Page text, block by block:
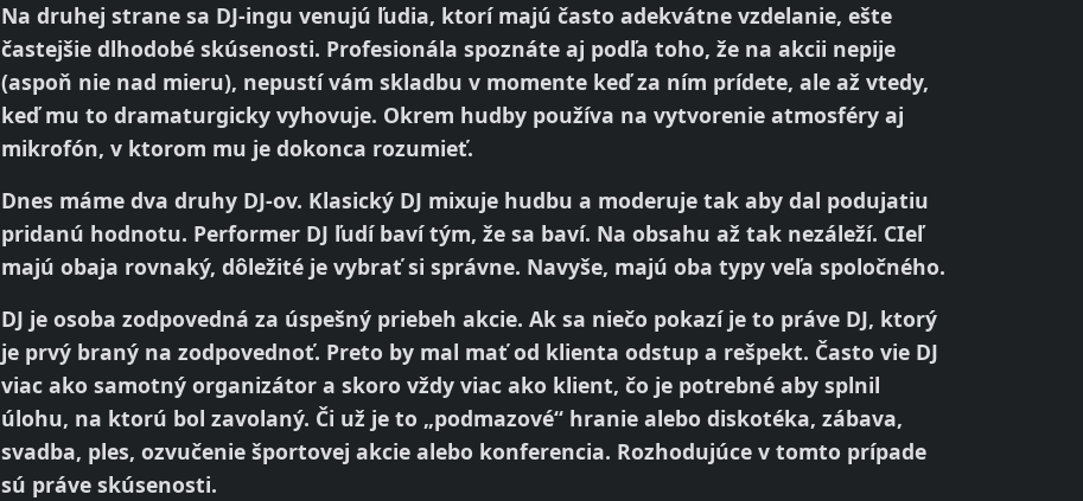
Na druhej strane sa DJ-ingu venujú ľudia, ktorí majú často adekvátne vzdelanie, ešte
častejšie dlhodobé skúsenosti. Profesionála spoznáte aj podľa toho, že na akcii nepije
(aspoň nie nad mieru), nepustí vám skladbu v momente keď za ním prídete, ale až vtedy,
keď mu to dramaturgicky vyhovuje. Okrem hudby používa na vytvorenie atmosféry aj
mikrofón, v ktorom mu je dokonca rozumieť.
Dnes máme dva druhy DJ-ov. Klasický DJ mixuje hudbu a moderuje tak aby dal podujatiu
pridanú hodnotu. Performer DJ ľudí baví tým, že sa baví. Na obsahu až tak nezáleží. CIeľ
majú obaja rovnaký, dôležité je vybrať si správne. Navyše, majú oba typy veľa spoločného.
DJ je osoba zodpovedná za úspešný priebeh akcie. Ak sa niečo pokazí je to práve DJ, ktorý
je prvý braný na zodpovednoť. Preto by mal mať od klienta odstup a rešpekt. Často vie DJ
viac ako samotný organizátor a skoro vždy viac ako klient, čo je potrebné aby splnil
úlohu, na ktorú bol zavolaný. Či už je to „podmazové“ hranie alebo diskotéka, zábava,
svadba, ples, ozvučenie športovej akcie alebo konferencia. Rozhodujúce v tomto prípade
sú práve skúsenosti.